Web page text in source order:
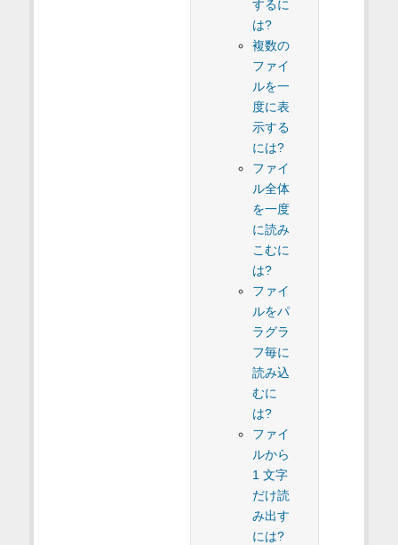
するに
は?
複数の
ファイ
ルを一
度に表
示する
には?
ファイ
ル全体
を一度
に読み
こむに
は?
ファイ
ルをパ
ラグラ
フ毎に
読み込
むに
は?
ファイ
ルから
1 文字
だけ読
み出す
には?